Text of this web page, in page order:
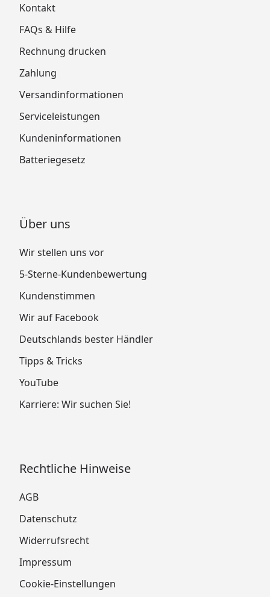
Kontakt
FAQs & Hilfe
Rechnung drucken
Zahlung
Versandinformationen
Serviceleistungen
Kundeninformationen
Batteriegesetz
Über uns
Wir stellen uns vor
5-Sterne-Kundenbewertung
Kundenstimmen
Wir auf Facebook
Deutschlands bester Händler
Tipps & Tricks
YouTube
Karriere: Wir suchen Sie!
Rechtliche Hinweise
AGB
Datenschutz
Widerrufsrecht
Impressum
Cookie-Einstellungen